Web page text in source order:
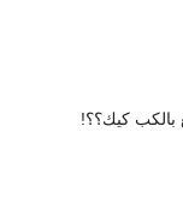
بالكب كيك؟؟!